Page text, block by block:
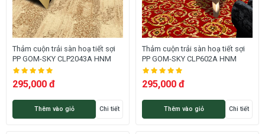
Thảm cuộn trải sàn hoạ tiết sợi
PP GOM-SKY CLP2043A HNM
295,000 đ
Thêm vào giỏ Chi tiết
Thảm cuộn trải sàn hoạ tiết sợi
PP GOM-SKY CLP602A HNM
295,000 đ
Thêm vào giỏ Chi tiết